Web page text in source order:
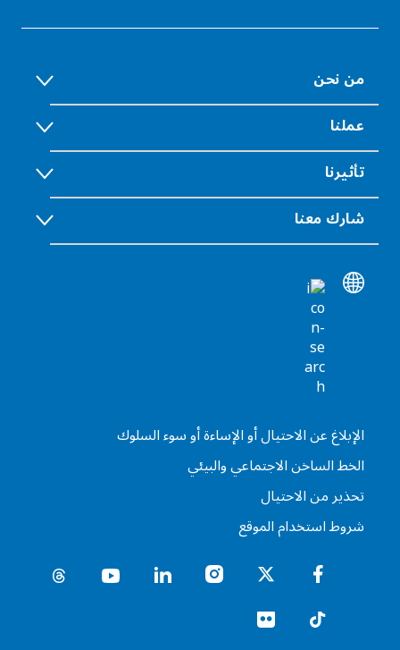
من نحن
عملنا
تأثيرنا
شارك معنا
الإبلاغ عن الاحتيال أو الإساءة أو سوء السلوك
الخط الساخن الاجتماعي والبيئي
تحذير من الاحتيال
شروط استخدام الموقع